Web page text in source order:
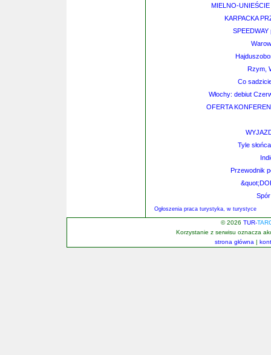
MIELNO-
KARPACKA
Rzym,
Co
Włochy: debiut
OFERTA
Tyle
Przewodnik
Ogłoszenia praca turystyka, w turystyce
© 2026 TUR-
Korzystanie z serwisu oznacza
strona główna |